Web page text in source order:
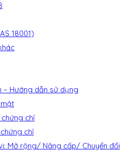
18001)
– Hướng dẫn sử dụng
chỉ
chỉ
Mở rộng/ Nâng cấp/ Chuyển đổi